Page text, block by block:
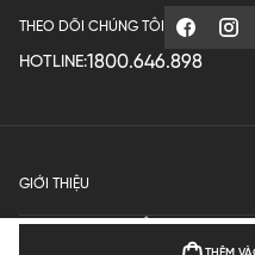
THEO DÕI CHÚNG TÔI
HOTLINE:1800.646.898
GIỚI THIỆU
QUY ĐỊNH HOẠT ĐỘNG